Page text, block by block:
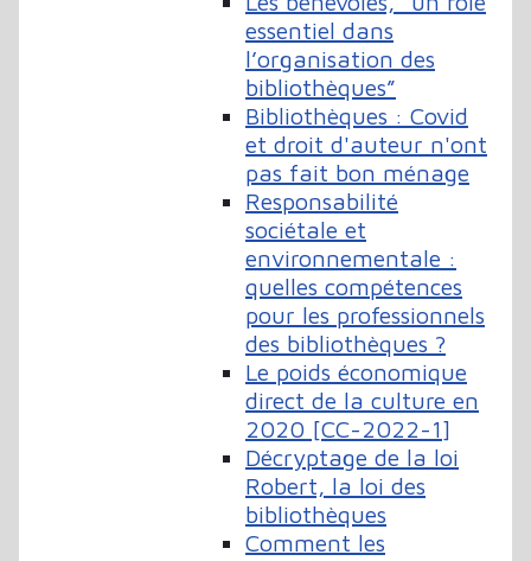
essentiel dans
l’organisation des
bibliothèques”
Bibliothèques : Covid
et droit d'auteur n'ont
pas fait bon ménage
Responsabilité
sociétale et
environnementale :
quelles compétences
pour les professionnels
des bibliothèques ?
Le poids économique
direct de la culture en
2020 [CC-2022-1]
Décryptage de la loi
Robert, la loi des
bibliothèques
Comment les